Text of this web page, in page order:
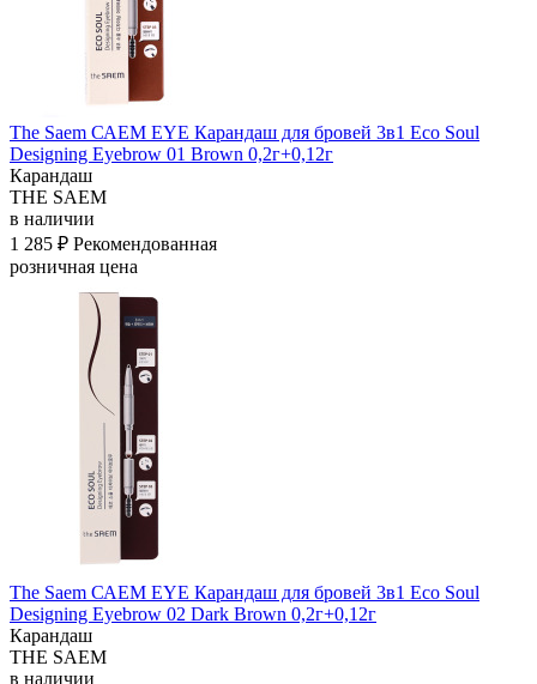
The Saem САЕМ EYE Карандаш для бровей 3в1 Eco Soul
Designing Eyebrow 01 Brown 0,2г+0,12г
Карандаш
THE SAEM
в наличии
1 285 ₽ Рекомендованная
розничная цена
The Saem САЕМ EYE Карандаш для бровей 3в1 Eco Soul
Designing Eyebrow 02 Dark Brown 0,2г+0,12г
Карандаш
THE SAEM
в наличии